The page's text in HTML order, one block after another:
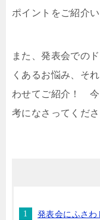
ポイントをご紹介い
また、発表会での
くあるお悩み、そ
わせてご紹介！ 今
考になさってくださ
発表会にふさわ